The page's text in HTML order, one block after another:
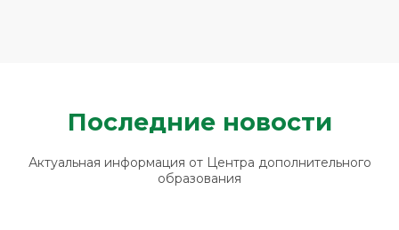
Последние новости
Актуальная информация от Центра дополнительного
образования